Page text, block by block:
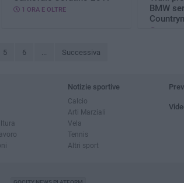
1 ORA E OLTRE
BMW
5 6 ... Successiva
Notizie sportive
Calcio
Arti Marziali
Vela
Tennis
Altri sport